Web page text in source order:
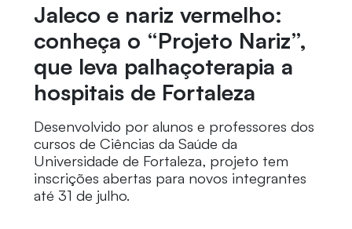
Jaleco e nariz vermelho:
conheça o “Projeto Nariz”,
que leva palhaçoterapia a
hospitais de Fortaleza
Desenvolvido por alunos e professores dos
cursos de Ciências da Saúde da
Universidade de Fortaleza, projeto tem
inscrições abertas para novos integrantes
até 31 de julho.